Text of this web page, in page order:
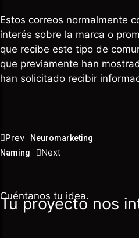
Estos correos normalmente
interés sobre la marca o
que recibe este tipo de
que previamente han
han solicitado recibir
Prev
Neuromarketing
Naming
Next
Cuéntanos tu idea.
Tu proyecto nos